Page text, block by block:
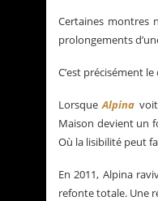
Certaines montres
prolongements
C’est précisément
LorsqueAlpina
Maison devient un
Où la lisibilité peut
En 2011, Alpina
refonte totale. Une
Santos de Cartier